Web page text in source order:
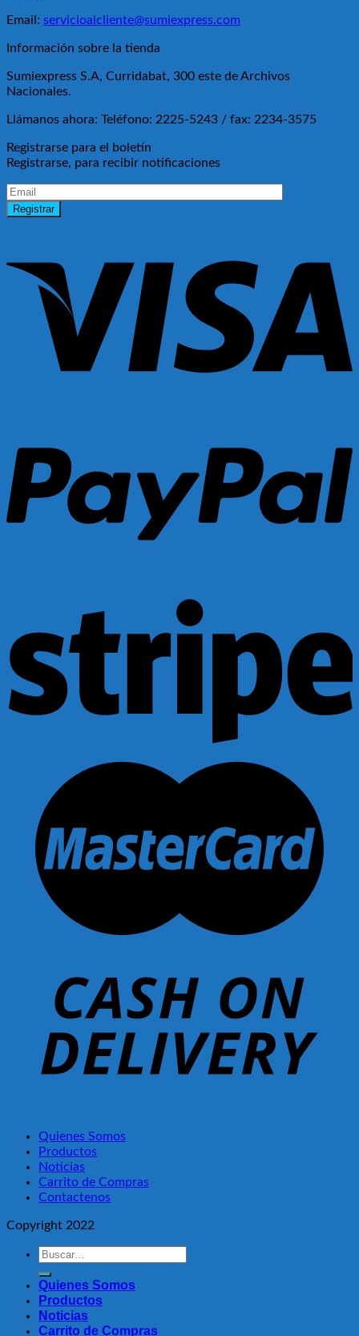
Email: servicioalcliente@sumiexpress.com
Información sobre la tienda
Sumiexpress S.A, Curridabat, 300 este de Archivos
Nacionales.
Llámanos ahora: Teléfono: 2225-5243 / fax: 2234-3575
Registrarse para el boletín
Registrarse, para recibir notificaciones
Quienes Somos
Productos
Noticias
Carrito de Compras
Contactenos
Copyright 2022
Buscar
Quienes Somos
Productos
Noticias
Carrito de Compras